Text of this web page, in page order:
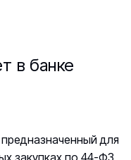
в банке
для
закупках по 44-ФЗ